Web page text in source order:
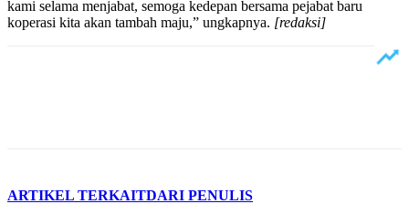
kami selama menjabat, semoga kedepan bersama pejabat baru
koperasi kita akan tambah maju,” ungkapnya. [redaksi]
ARTIKEL TERKAITDARI PENULIS